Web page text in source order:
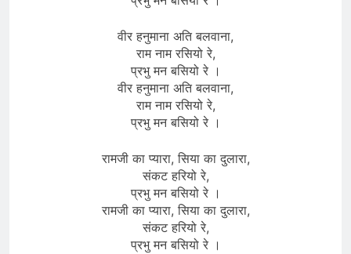
वीर हनुमाना अति बलवाना,
राम नाम रसियो रे,
प्रभु मन बसियो रे ।
वीर हनुमाना अति बलवाना,
राम नाम रसियो रे,
प्रभु मन बसियो रे ।
रामजी का प्यारा, सिया का दुलारा,
संकट हरियो रे,
प्रभु मन बसियो रे ।
रामजी का प्यारा, सिया का दुलारा,
संकट हरियो रे,
प्रभु मन बसियो रे ।